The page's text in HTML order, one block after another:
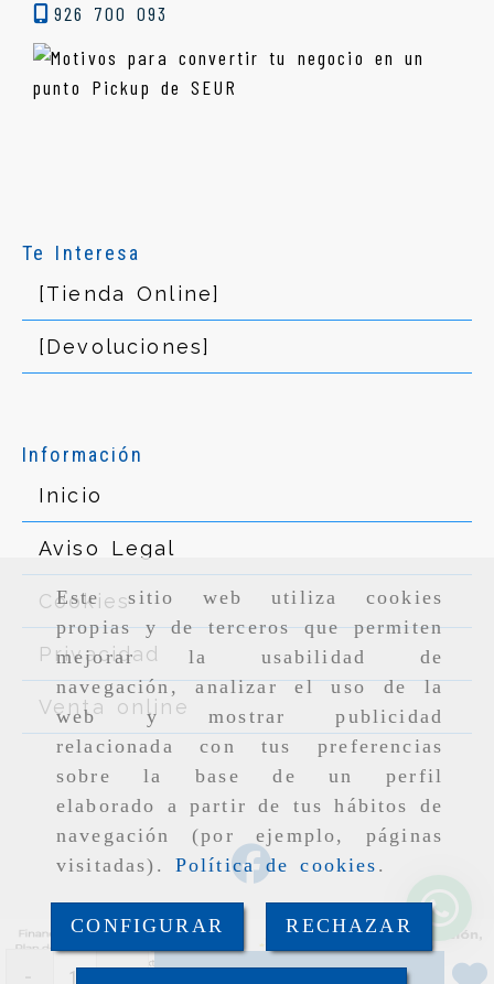
Este sitio web utiliza cookies
propias y de terceros que permiten
mejorar la usabilidad de
navegación, analizar el uso de la
web y mostrar publicidad
relacionada con tus preferencias
sobre la base de un perfil
elaborado a partir de tus hábitos de
navegación (por ejemplo, páginas
visitadas). Política de cookies .
CONFIGURAR RECHAZAR
+
926 700 093
Te Interesa
[Tienda Online]
[Devoluciones]
Información
Inicio
Aviso Legal
Cookies
Privacidad
Venta online